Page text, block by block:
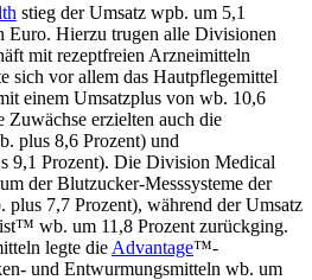
stieg der Umsatz wpb. um 5,1
Euro. Hierzu trugen alle Divisionen
mit rezeptfreien Arzneimitteln
sich vor allem das Hautpflegemittel
einem Umsatzplus von wb. 10,6
erzielten auch die
plus 8,6 Prozent) und
Prozent). Die Division Medical
der Blutzucker-Messsysteme der
plus 7,7 Prozent), während der Umsatz
wb. um 11,8 Prozent zurückging.
legte die Advantage™-
und Entwurmungsmitteln wb. um